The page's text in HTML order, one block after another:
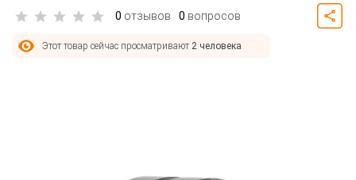
0 отзывов 0 вопросов
Этот товар сейчас просматривают 2 человека